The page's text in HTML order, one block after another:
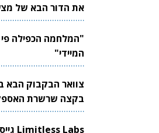
את הדור הבא של
לשבבים
המיידי"
בקצה שרשרת